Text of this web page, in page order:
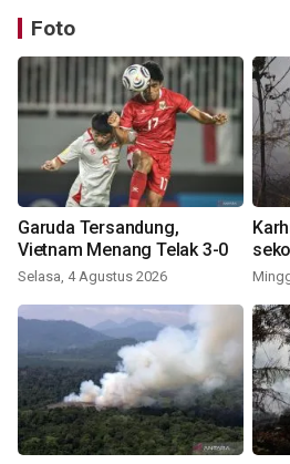
Foto
Garuda Tersandung,
Vietnam Menang Telak 3-0
Selasa, 4 Agustus 2026